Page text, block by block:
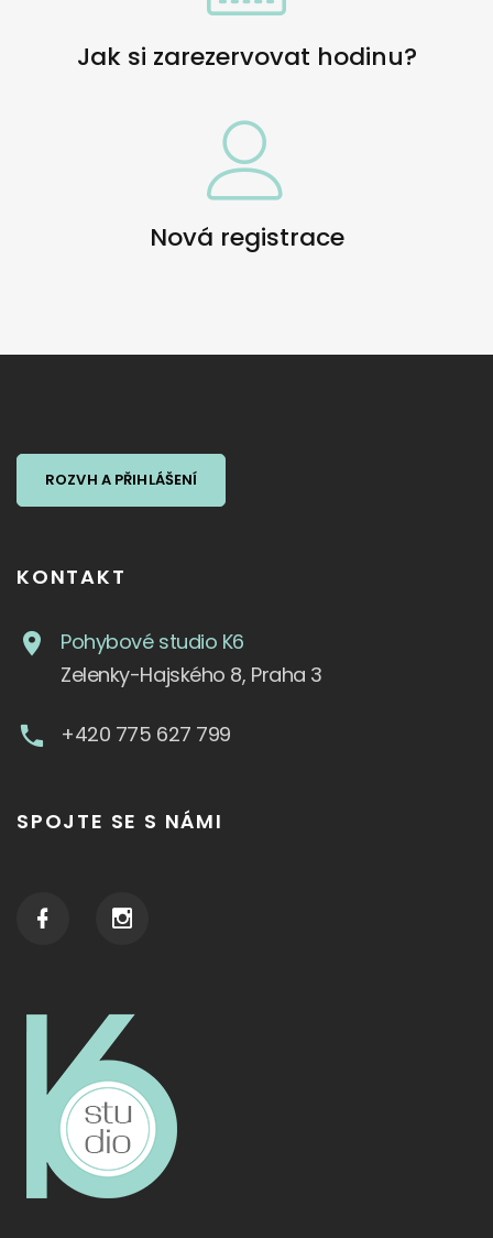
Jak si zarezervovat hodinu?
Nová registrace
ROZVH A PŘIHLÁŠENÍ
KONTAKT
Pohybové studio K6
Zelenky-Hajského 8, Praha 3
+420 775 627 799
SPOJTE SE S NÁMI